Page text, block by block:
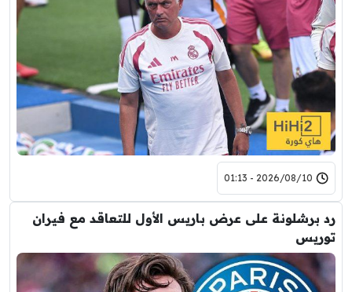
2026/08/10 - 01:13
رد برشلونة على عرض باريس الأول للتعاقد مع فيران
توريس